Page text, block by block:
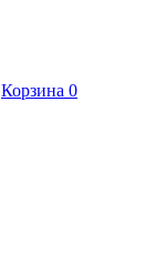
Корзина 0